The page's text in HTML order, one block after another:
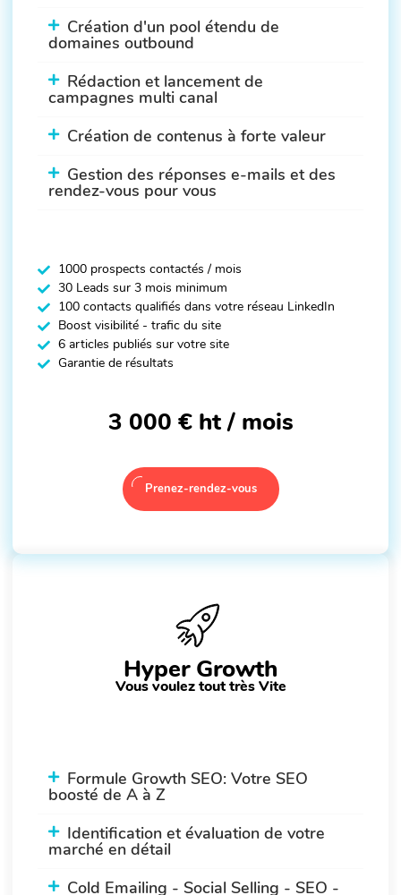
Création d'un pool étendu de
domaines outbound
Rédaction et lancement de
campagnes multi canal
Création de contenus à forte valeur
Gestion des réponses e-mails et des
rendez-vous pour vous
1000 prospects contactés / mois
30 Leads sur 3 mois minimum
100 contacts qualifiés dans votre réseau LinkedIn
Boost visibilité - trafic du site
6 articles publiés sur votre site
Garantie de résultats
3 000 € ht / mois
Prenez-rendez-vous
Hyper Growth
Vous voulez tout très Vite
Formule Growth SEO: Votre SEO
boosté de A à Z
Identification et évaluation de votre
marché en détail
Cold Emailing - Social Selling - SEO -